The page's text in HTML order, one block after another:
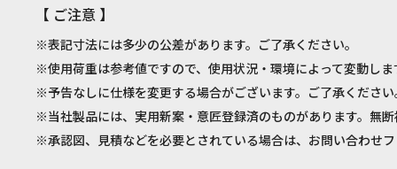
【 ご注意 】
※表記寸法には多少の公差があります。ご了承ください。
※使用荷重は参考値ですので、使用状況・環境によって変動し
※予告なしに仕様を変更する場合がございます。ご了承くださ
※当社製品には、実用新案・意匠登録済のものがあります。無
※承認図、見積などを必要とされている場合は、お問い合わせ